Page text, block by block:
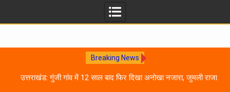
Breaking News
उत्तराखंड: गुंजी गांव में 12 साल बाद फिर दिखा अनोखा नजारा, जुमली राजा